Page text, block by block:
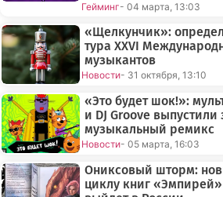
Гейминг- 04 марта, 13:03
«Щелкунчик»:
тура XXVI
музыкантов
Новости- 31 октября, 13:10
«Это будет шок!»:
и DJ Groove
музыкальный ремикс
Новости- 05 марта, 16:03
Ониксовый шторм:
циклу книг